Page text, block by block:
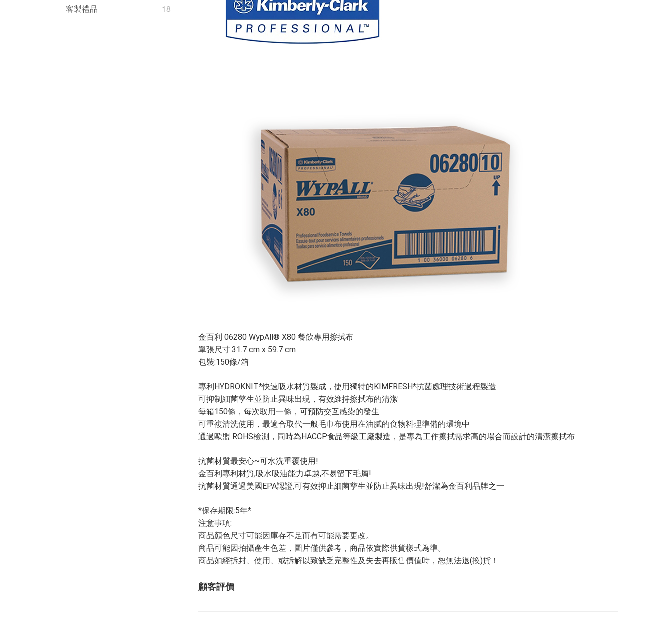
客製禮品
18
金百利 06280 WypAll® X80 餐飲專用擦拭布
單張尺寸:31.7 cm x 59.7 cm
包裝:150條/箱
專利HYDROKNIT*快速吸水材質製成，使用獨特的KIMFRESH*抗菌處理技術過程製造
可抑制細菌孳生並防止異味出現，有效維持擦拭布的清潔
每箱150條，每次取用一條，可預防交互感染的發生
可重複清洗使用，最適合取代一般毛巾布使用在油膩的食物料理準備的環境中
通過歐盟 ROHS檢測，同時為HACCP食品等級工廠製造，是專為工作擦拭需求高的場合而設計的清潔擦拭布
抗菌材質最安心~可水洗重覆使用!
金百利專利材質,吸水吸油能力卓越,不易留下毛屑!
抗菌材質通過美國EPA認證,可有效抑止細菌孳生並防止異味出現!舒潔為金百利品牌之一
*保存期限:5年*
注意事項:
商品顏色尺寸可能因庫存不足而有可能需要更改。
商品可能因拍攝產生色差，圖片僅供參考，商品依實際供貨樣式為準。
商品如經拆封、使用、或拆解以致缺乏完整性及失去再販售價值時，恕無法退(換)貨！
顧客評價